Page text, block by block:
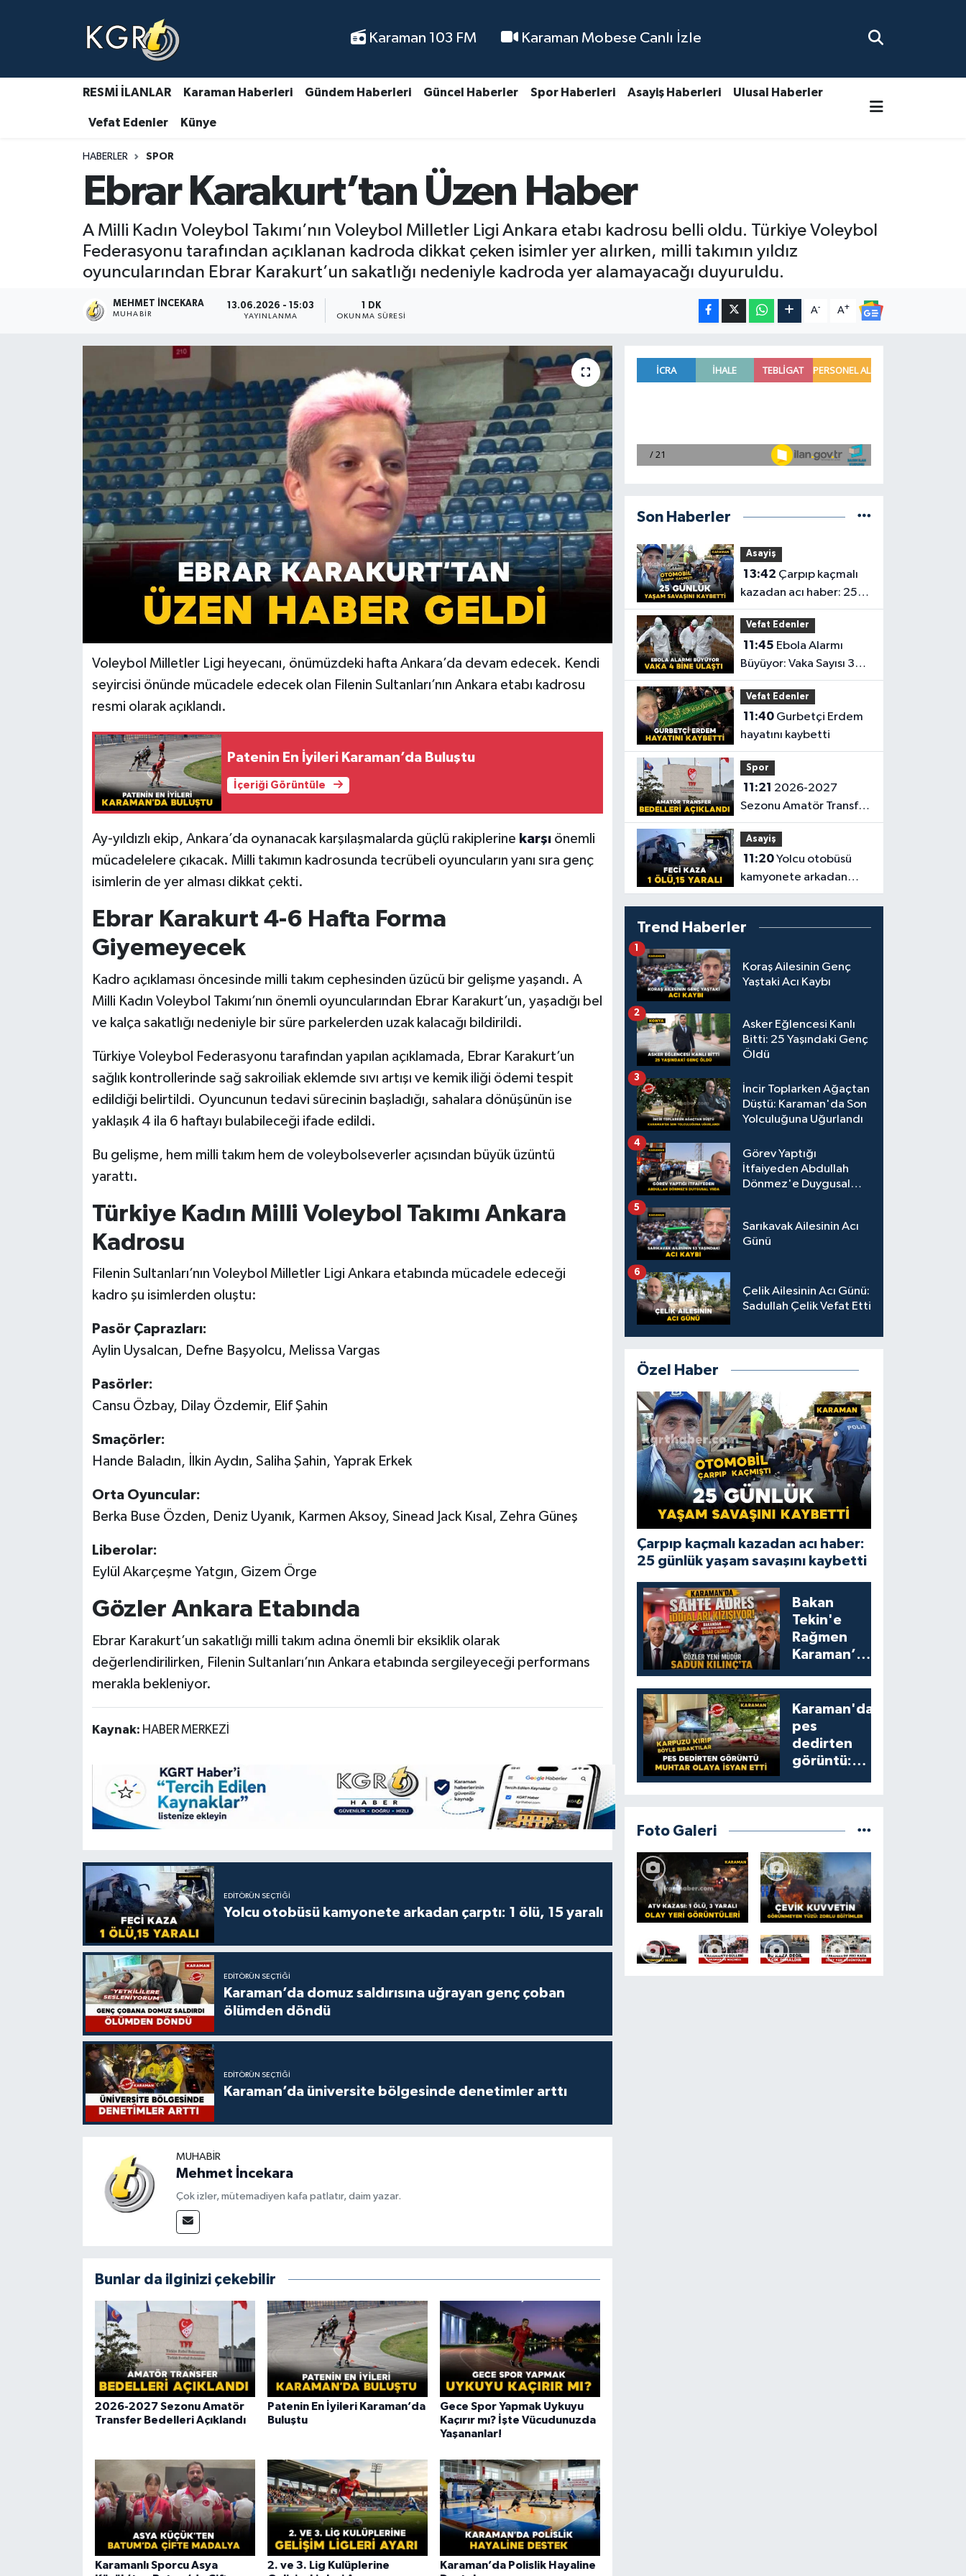
Karaman 103 FM Karaman Mobese Canlı İzle
RESMİ İLANLAR Karaman Haberleri Gündem Haberleri Güncel Haberler Spor Haberleri Asayiş Haberleri Ulusal Haberler
Vefat Edenler Künye
HABERLER SPOR
Ebrar Karakurt’tan Üzen Haber
A Milli Kadın Voleybol Takımı’nın Voleybol Milletler Ligi Ankara etabı kadrosu belli oldu. Türkiye Voleybol
Federasyonu tarafından açıklanan kadroda dikkat çeken isimler yer alırken, milli takımın yıldız
oyuncularından Ebrar Karakurt’un sakatlığı nedeniyle kadroda yer alamayacağı duyuruldu.
MEHMET İNCEKARA
MUHABIR
13.06.2026 - 15:03
YAYINLANMA
1 DK
OKUNMA SÜRESI
A- A+
Voleybol Milletler Ligi heyecanı, önümüzdeki hafta Ankara’da devam edecek. Kendi
seyircisi önünde mücadele edecek olan Filenin Sultanları’nın Ankara etabı kadrosu
resmi olarak açıklandı.
Patenin En İyileri Karaman’da Buluştu
İçeriği Görüntüle
Ay-yıldızlı ekip, Ankara’da oynanacak karşılaşmalarda güçlü rakiplerine karşıönemli
mücadelelere çıkacak. Milli takımın kadrosunda tecrübeli oyuncuların yanı sıra genç
isimlerin de yer alması dikkat çekti.
Ebrar Karakurt 4-6 Hafta Forma
Giyemeyecek
Kadro açıklaması öncesinde milli takım cephesinden üzücü bir gelişme yaşandı. A
Milli Kadın Voleybol Takımı’nın önemli oyuncularından Ebrar Karakurt’un, yaşadığı bel
ve kalça sakatlığı nedeniyle bir süre parkelerden uzak kalacağı bildirildi.
Türkiye Voleybol Federasyonu tarafından yapılan açıklamada, Ebrar Karakurt’un
sağlık kontrollerinde sağ sakroiliak eklemde sıvı artışı ve kemik iliği ödemi tespit
edildiği belirtildi. Oyuncunun tedavi sürecinin başladığı, sahalara dönüşünün ise
yaklaşık 4 ila 6 haftayı bulabileceği ifade edildi.
Bu gelişme, hem milli takım hem de voleybolseverler açısından büyük üzüntü
yarattı.
Türkiye Kadın Milli Voleybol Takımı Ankara
Kadrosu
Filenin Sultanları’nın Voleybol Milletler Ligi Ankara etabında mücadele edeceği
kadro şu isimlerden oluştu:
Pasör Çaprazları:
Aylin Uysalcan, Defne Başyolcu, Melissa Vargas
Pasörler:
Cansu Özbay, Dilay Özdemir, Elif Şahin
Smaçörler:
Hande Baladın, İlkin Aydın, Saliha Şahin, Yaprak Erkek
Orta Oyuncular:
Berka Buse Özden, Deniz Uyanık, Karmen Aksoy, Sinead Jack Kısal, Zehra Güneş
Liberolar:
Eylül Akarçeşme Yatgın, Gizem Örge
Gözler Ankara Etabında
Ebrar Karakurt’un sakatlığı milli takım adına önemli bir eksiklik olarak
değerlendirilirken, Filenin Sultanları’nın Ankara etabında sergileyeceği performans
merakla bekleniyor.
Kaynak: HABER MERKEZİ
EDITÖRÜN SEÇTIĞI
Yolcu otobüsü kamyonete arkadan çarptı: 1 ölü, 15 yaralı
EDITÖRÜN SEÇTIĞI
Karaman’da domuz saldırısına uğrayan genç çoban
ölümden döndü
EDITÖRÜN SEÇTIĞI
Karaman’da üniversite bölgesinde denetimler arttı
MUHABIR
Mehmet İncekara
Çok izler, mütemadiyen kafa patlatır, daim yazar.
Bunlar da ilginizi çekebilir
2026-2027 Sezonu Amatör
Transfer Bedelleri Açıklandı
Patenin En İyileri Karaman’da
Buluştu
Gece Spor Yapmak Uykuyu
Kaçırır mı? İşte Vücudunuzda
Yaşananlar!
Karamanlı Sporcu Asya
2. ve 3. Lig Kulüplerine
Karaman’da Polislik Hayaline
Son Haberler
Asayiş
13:42
kazadan acı haber: 25
günlük yaşam savaşını
kaybetti
Vefat Edenler
11:45
Büyüyor: Vaka Sayısı 3
Bin 973’e Ulaştı
Vefat Edenler
11:40Gurbetçi Erdem
hayatını kaybetti
Spor
11:21
Sezonu Amatör Transfer
Bedelleri Açıklandı
Asayiş
11:20Yolcu otobüsü
kamyonete arkadan
çarptı: 1 ölü, 15 yaralı
Trend Haberler
Koraş Ailesinin Genç
Yaştaki Acı Kaybı
1
Asker Eğlencesi Kanlı
Bitti: 25 Yaşındaki Genç
Öldü
2
İncir Toplarken Ağaçtan
Düştü: Karaman'da Son
Yolculuğuna Uğurlandı
3
Görev Yaptığı
İtfaiyeden Abdullah
Dönmez'e Duygusal
4
Sarıkavak Ailesinin Acı
Günü
5
Çelik Ailesinin Acı Günü:
Sadullah Çelik Vefat Etti
6
Özel Haber
Çarpıp kaçmalı kazadan acı haber:
25 günlük yaşam savaşını kaybetti
Bakan
Tekin'e
Rağmen
Karaman’da
Adresi
Oyununa
Müdür Dur
Diyecek mi?
Karaman'da
pes
dedirten
görüntü:
artıklarını
bıraktılar
Foto Galeri
Karaman Haberleri
Gündem Haberleri
Güncel Haberler
Asayiş Haberleri
Ulusal Haberler
Vefat Edenler